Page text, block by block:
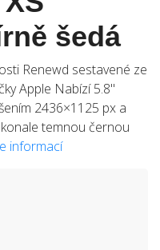
šedá
Renewd sestavené ze
Apple Nabízí 5.8"
2436×1125 px a
temnou černou
informací